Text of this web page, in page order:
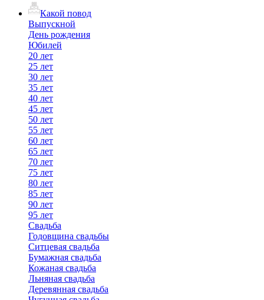
Какой повод
Выпускной
День рождения
Юбилей
20 лет
25 лет
30 лет
35 лет
40 лет
45 лет
50 лет
55 лет
60 лет
65 лет
70 лет
75 лет
80 лет
85 лет
90 лет
95 лет
Свадьба
Годовщина свадьбы
Ситцевая свадьба
Бумажная свадьба
Кожаная свадьба
Льняная свадьба
Деревянная свадьба